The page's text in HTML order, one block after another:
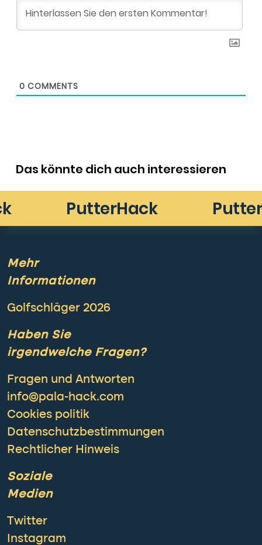
0 COMMENTS
Das könnte dich auch interessieren
Mehr
Informationen
Golfschläger 2026
Haben Sie
irgendwelche Fragen?
Fragen und Antworten
info@pala-hack.com
Cookies politik
Datenschutzbestimmungen
Rechtlicher Hinweis
Soziale
Medien
Twitter
Instagram